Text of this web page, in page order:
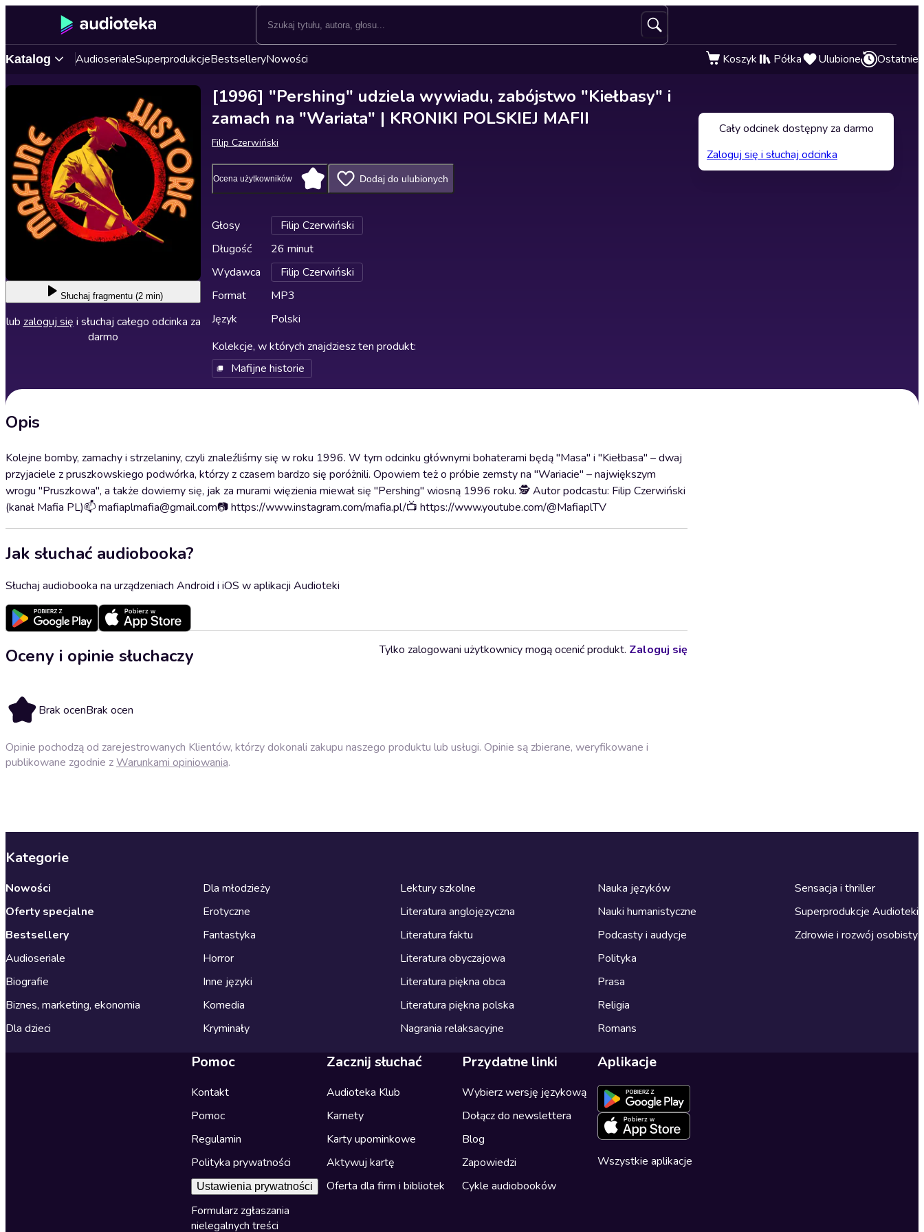
Katalog AudioserialeSuperprodukcjeBestselleryNowości Koszyk Półka Ulubione Ostatnie
Słuchaj fragmentu (2 min)
lub zaloguj się i słuchaj całego odcinka za
darmo
[1996] "Pershing" udziela wywiadu, zabójstwo "Kiełbasy" i
zamach na "Wariata" | KRONIKI POLSKIEJ MAFII
Filip Czerwiński
Ocena użytkowników Dodaj do ulubionych
Głosy
Filip Czerwiński
Długość
26 minut
Wydawca
Filip Czerwiński
Format
MP3
Język
Polski
Kolekcje, w których znajdziesz ten produkt:
Mafijne historie
Opis
Kolejne bomby, zamachy i strzelaniny, czyli znaleźliśmy się w roku 1996. W tym odcinku głównymi bohaterami będą "Masa" i "Kiełbasa" – dwaj
przyjaciele z pruszkowskiego podwórka, którzy z czasem bardzo się poróżnili. Opowiem też o próbie zemsty na "Wariacie" – największym
wrogu "Pruszkowa", a także dowiemy się, jak za murami więzienia miewał się "Pershing" wiosną 1996 roku. 🕵️ Autor podcastu: Filip Czerwiński
(kanał Mafia PL)📫 mafiaplmafia@gmail.com📷 https://www.instagram.com/mafia.pl/📺 https://www.youtube.com/@MafiaplTV
Jak słuchać audiobooka?
Słuchaj audiobooka na urządzeniach Android i iOS w aplikacji Audioteki
Oceny i opinie słuchaczy
Brak ocenBrak ocen
Tylko zalogowani użytkownicy mogą ocenić produkt. Zaloguj się
Opinie pochodzą od zarejestrowanych Klientów, którzy dokonali zakupu naszego produktu lub usługi. Opinie są zbierane, weryfikowane i
publikowane zgodnie zWarunkami opiniowania.
Cały odcinek dostępny za darmo
Zaloguj się i słuchaj odcinka
Kategorie
Nowości
Oferty specjalne
Bestsellery
Audioseriale
Biografie
Biznes, marketing, ekonomia
Dla dzieci
Dla młodzieży
Erotyczne
Fantastyka
Horror
Inne języki
Komedia
Kryminały
Lektury szkolne
Literatura anglojęzyczna
Literatura faktu
Literatura obyczajowa
Literatura piękna obca
Literatura piękna polska
Nagrania relaksacyjne
Nauka języków
Nauki humanistyczne
Podcasty i audycje
Polityka
Prasa
Religia
Romans
Sensacja i thriller
Superprodukcje Audioteki
Zdrowie i rozwój osobisty
Pomoc
Kontakt
Pomoc
Regulamin
Polityka prywatności
Ustawienia prywatności
Formularz zgłaszania
nielegalnych treści
Zacznij słuchać
Audioteka Klub
Karnety
Karty upominkowe
Aktywuj kartę
Oferta dla firm i bibliotek
Przydatne linki
Wybierz wersję językową
Dołącz do newslettera
Blog
Zapowiedzi
Cykle audiobooków
Aplikacje
Wszystkie aplikacje